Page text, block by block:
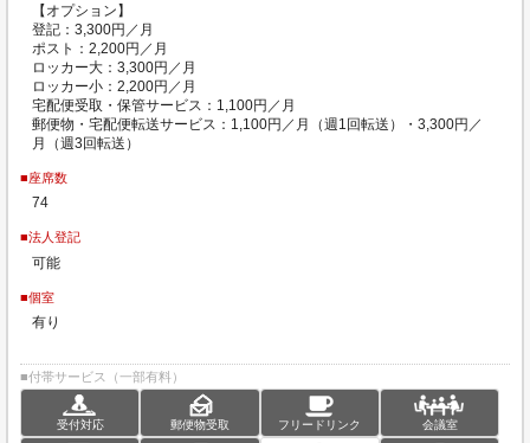
【オプション】
登記：3,300円／月
ポスト：2,200円／月
ロッカー大：3,300円／月
ロッカー小：2,200円／月
宅配便受取・保管サービス：1,100円／月
郵便物・宅配便転送サービス：1,100円／月（週1回転送）・3,300円／
月（週3回転送）
■座席数
74
■法人登記
可能
■個室
有り
■付帯サービス（一部有料）
受付対応 郵便物受取 フリードリンク 会議室